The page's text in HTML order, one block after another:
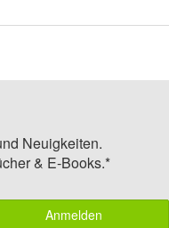
Neuigkeiten.
& E-Books.*
Anmelden